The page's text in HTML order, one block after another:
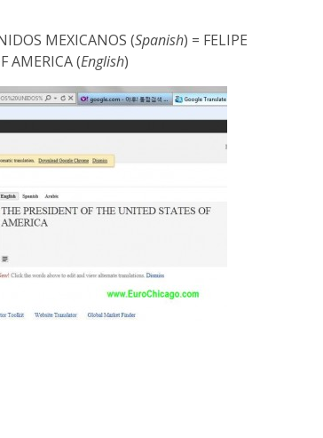
MEXICANOS (Spanish) = FELIPE
AMERICA (English)